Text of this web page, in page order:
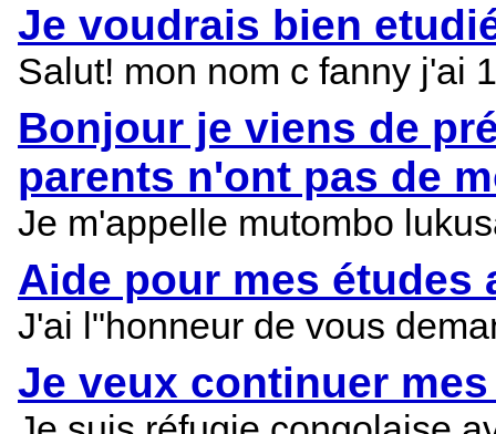
Je voudrais bien
Salut! mon nom c fanny j'ai
Bonjour je viens de
parents n'ont pas de
Je m'appelle mutombo
Aide pour mes études
J'ai l"honneur de vous
Je veux continuer